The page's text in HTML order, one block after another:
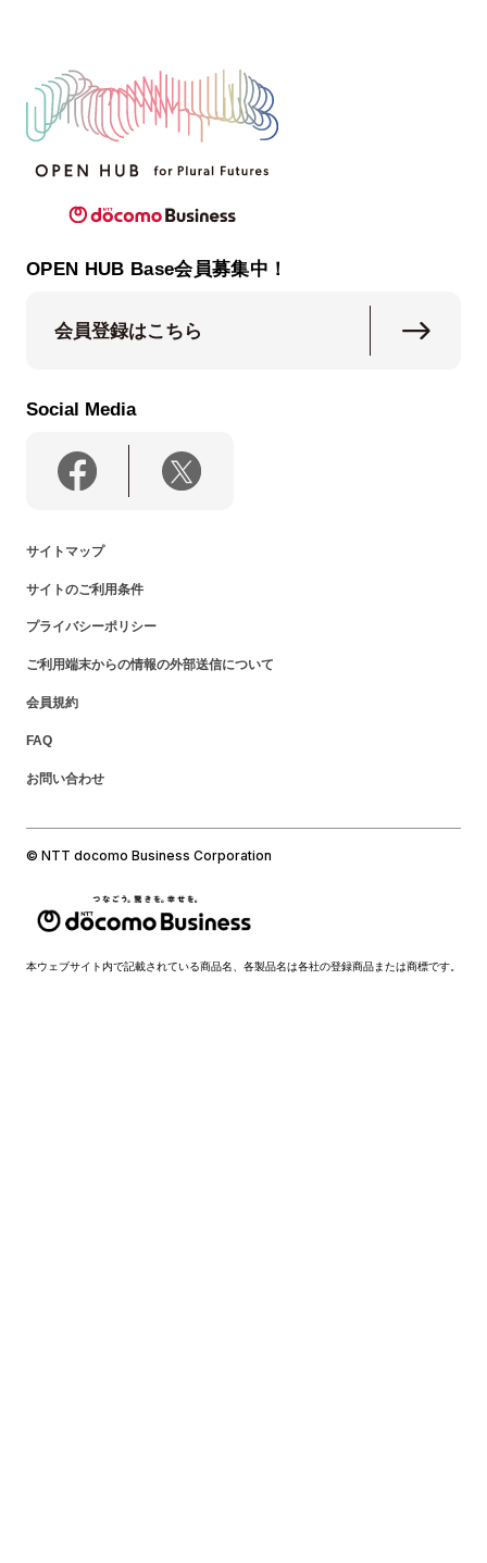
OPEN HUB Base会員募集中！
会員登録はこちら
Social Media
サイトマップ
サイトのご利用条件
プライバシーポリシー
ご利用端末からの情報の外部送信について
会員規約
FAQ
お問い合わせ
© NTT docomo Business Corporation
本ウェブサイト内で記載されている商品名、各製品名は各社の登録商品または商標です。